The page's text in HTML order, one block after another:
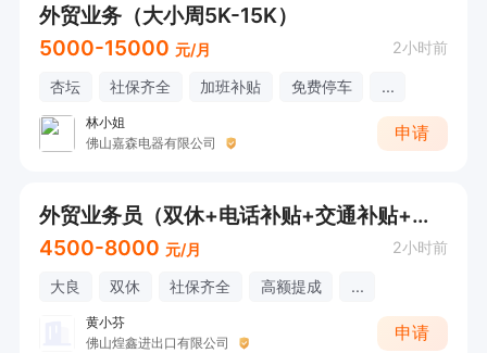
外贸业务（大小周5K-15K）
5000-15000 元/月 2小时前
杏坛 社保齐全 加班补贴 免费停车 ...
林小姐
佛山嘉森电器有限公司
申请
外贸业务员（双休+电话补贴+交通补贴+年底双薪+出国机会）
4500-8000 元/月 2小时前
大良 双休 社保齐全 高额提成 ...
黄小芬
佛山煌鑫进出口有限公司
申请